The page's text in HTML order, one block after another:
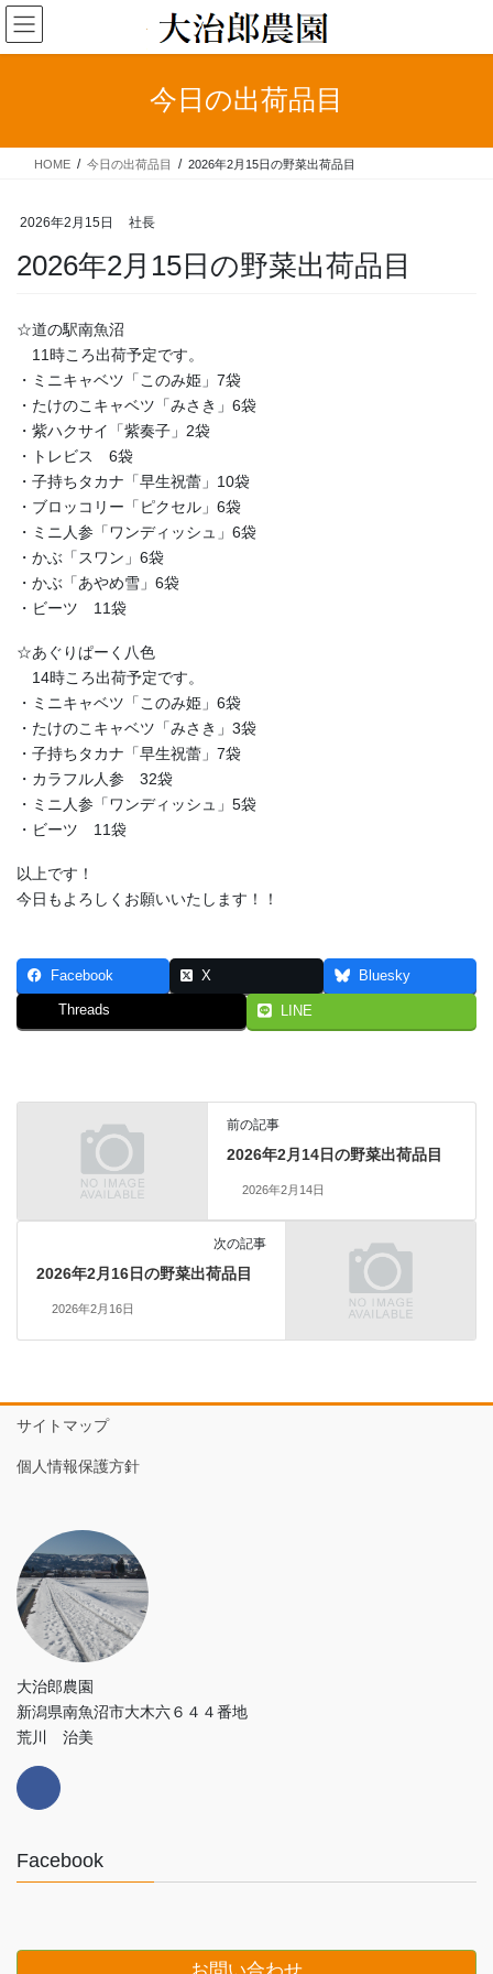
コ
ン
テ
ス
ナ
ビ
ゲ
ン
今日の出荷品目
HOME 今日の出荷品目 2026年2月15日の野菜出荷品目
2026年2月15日 社長
2026年2月15日の野菜出荷品目
☆道の駅南魚沼
11時ころ出荷予定です。
・ミニキャベツ「このみ姫」7袋
・たけのこキャベツ「みさき」6袋
・紫ハクサイ「紫奏子」2袋
・トレビス 6袋
・子持ちタカナ「早生祝蕾」10袋
・ブロッコリー「ピクセル」6袋
・ミニ人参「ワンディッシュ」6袋
・かぶ「スワン」6袋
・かぶ「あやめ雪」6袋
・ビーツ 11袋
☆あぐりぱーく八色
14時ころ出荷予定です。
・ミニキャベツ「このみ姫」6袋
・たけのこキャベツ「みさき」3袋
・子持ちタカナ「早生祝蕾」7袋
・カラフル人参 32袋
・ミニ人参「ワンディッシュ」5袋
・ビーツ 11袋
以上です！
今日もよろしくお願いいたします！！
Facebook X Bluesky
Threads LINE
前の記事
2026年2月14日の野菜出荷品目
2026年2月14日
次の記事
2026年2月16日の野菜出荷品目
2026年2月16日
サイトマップ
個人情報保護方針
大治郎農園
新潟県南魚沼市大木六６４４番地
荒川 治美
Facebook